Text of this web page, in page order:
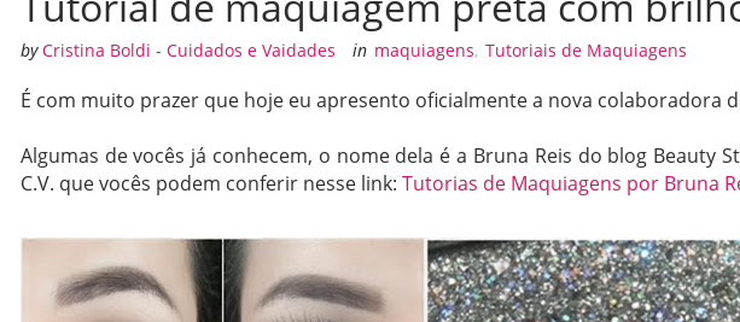
by Cristina Boldi - Cuidados e Vaidades in maquiagens, Tutoriais de Maquiagens
É com muito prazer que hoje eu apresento oficialmente a nova colaboradora
Algumas de vocês já conhecem, o nome dela é a Bruna Reis do blog Beauty
C.V. que vocês podem conferir nesse link: Tutorias de Maquiagens por Bruna